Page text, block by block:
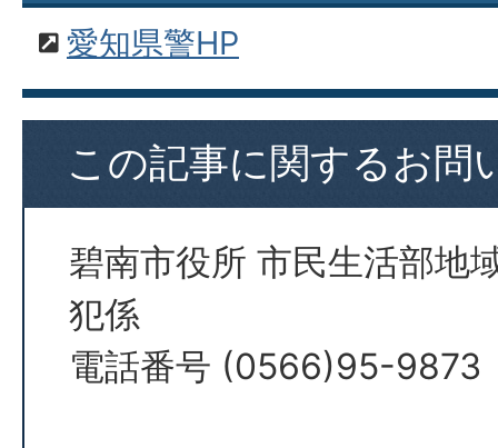
愛知県警HP
この記事に関するお問
碧南市役所 市民生活部地
犯係
電話番号 (0566)95-9873